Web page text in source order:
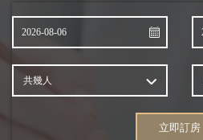
共幾人
立即訂房